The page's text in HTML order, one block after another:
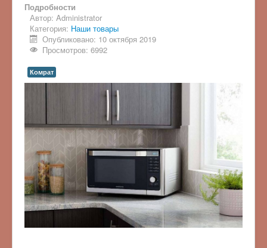
Подробности
Автор: Administrator
Категория: Наши товары
Опубликовано: 10 октября 2019
Просмотров: 6992
Комрат